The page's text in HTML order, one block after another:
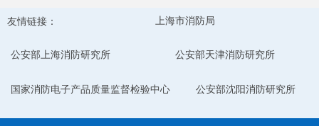
友情链接： 上海市消防局
公安部上海消防研究所 公安部天津消防研究所
国家消防电子产品质量监督检验中心 公安部沈阳消防研究所